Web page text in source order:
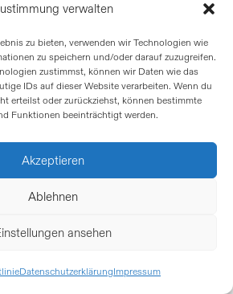
verwalten
zu bieten, verwenden wir Technologien wie
zu speichern und/oder darauf zuzugreifen.
zustimmst, können wir Daten wie das
IDs auf dieser Website verarbeiten. Wenn du
erteilst oder zurückziehst, können bestimmte
Funktionen beeinträchtigt werden.
Akzeptieren
Ablehnen
ansehen
DatenschutzerklärungImpressum
Kategorie «Innovative